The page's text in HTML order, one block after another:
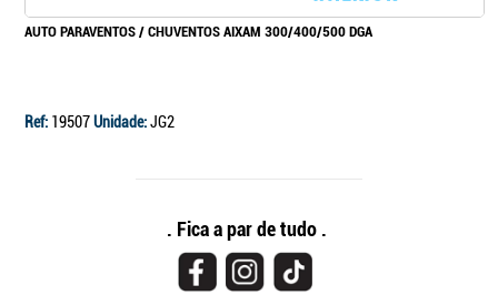
AUTO PARAVENTOS / CHUVENTOS AIXAM 300/400/500 DGA
Ref: 19507Unidade:JG2
. Fica a par de tudo .